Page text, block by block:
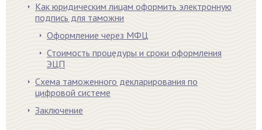
Как юридическим лицам оформить электронную
подпись для таможни
Оформление через МФЦ
Стоимость процедуры и сроки оформления
ЭЦП
Схема таможенного декларирования по
цифровой системе
Заключение